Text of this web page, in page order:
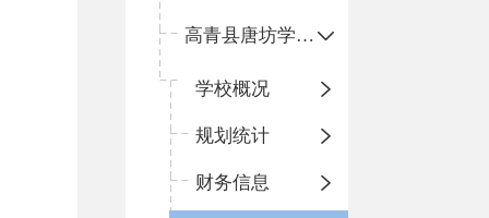
高青县唐坊学区中心小学
学校概况
规划统计
财务信息